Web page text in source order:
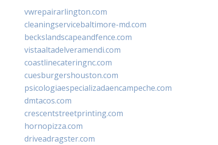
vwrepairarlington.com
cleaningservicebaltimore-md.com
beckslandscapeandfence.com
vistaaltadelveramendi.com
coastlinecateringnc.com
cuesburgershouston.com
psicologiaespecializadaencampeche.com
dmtacos.com
crescentstreetprinting.com
hornopizza.com
driveadragster.com